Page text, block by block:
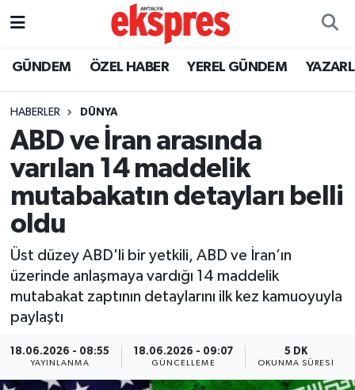
GÜNDEM ÖZEL HABER YEREL GÜNDEM
HABERLER DÜNYA
ABD ve İran arasında
varılan 14 maddelik
mutabakatın detayları belli
oldu
Üst düzey ABD'li bir yetkili, ABD ve İran’ın
üzerinde anlaşmaya vardığı 14 maddelik
mutabakat zaptının detaylarını ilk kez kamuoyuyla
paylaştı
18.06.2026 - 08:55
YAYINLANMA
18.06.2026 - 09:07
GÜNCELLEME
5 DK
OKUNMA SÜRESI
ÖZEL HABER
YEREL GÜNDEM
EKONOMİ
KÜLTÜR - SANAT
SPOR
SİYASET
DÜNYA
Nöbetçi Eczaneler
Trafik Durumu
Süper Lig Puan Durumu ve Fikstür
Tüm Manşetler
Son Dakika Haberleri
Haber Arşivi